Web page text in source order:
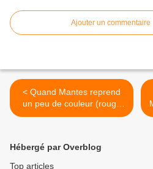
Ajouter un commentaire
< Quand Mantes reprend
un peu de couleur (rouge
évidemment !)
Hébergé par Overblog
Top articles